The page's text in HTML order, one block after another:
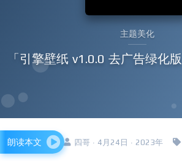
主题美化
「引擎壁纸 v1.0.0 去广告绿化
四哥 · 4月24日 · 2023年
朗读本文